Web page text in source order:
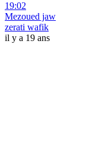
19:02
Mezoued jaw
zerati wafik
il y a 19 ans